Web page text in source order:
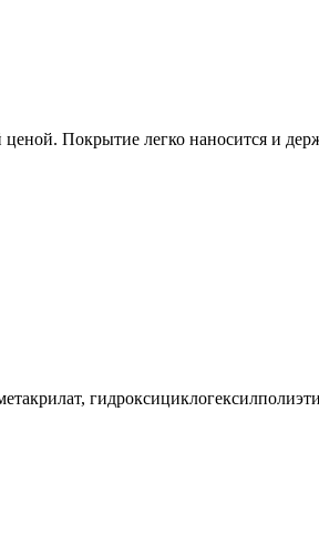
Покрытие легко наносится и